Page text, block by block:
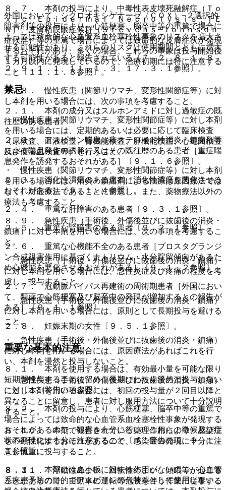
８．７． 本剤の投与により、中毒性表皮壊死融解症（Ｔｏ
ｘｉｃ Ｅｐｉｄｅｒｍａｌ Ｎｅｃｒｏｌｙｓｉｓ：ＴＥ
Ｎ）、皮膚粘膜眼症候群（Ｓｔｅｖｅｎｓ−Ｊｏｈｎｓｏｎ
症候群）等の重篤で場合によっては致命的な皮膚症状が発現
するおそれがあり、多くの場合、これらの事象は投与開始後
１カ月以内に発現しているので、治療初期には特に注意する
こと〔１１．１．８参照〕。
８．８． 慢性疾患（関節リウマチ、変形性関節症等）に対
し本剤を用いる場合には、次の事項を考慮すること。
・ 慢性疾患（関節リウマチ、変形性関節症等）に対し本剤
を用いる場合には、定期的あるいは必要に応じて臨床検査
（尿検査、血液検査、腎機能検査、肝機能検査、心電図検査
及び便潜血検査等）を行うこと。
・ 慢性疾患（関節リウマチ、変形性関節症等）に対し本剤
を用いる場合には、消炎・鎮痛剤による治療は原因療法では
なく、対症療法であることに留意し、また、薬物療法以外の
療法も考慮すること。
８．９． 急性疾患（手術後、外傷後並びに抜歯後の消炎・
鎮痛）に対し本剤を用いる場合には、次の事項を考慮するこ
と。
・ 急性疾患（手術後・外傷後並びに抜歯後の消炎・鎮痛）
に対し本剤を用いる場合には、急性炎症及び疼痛の程度を考
慮し、投与すること。
・ 急性疾患（手術後・外傷後並びに抜歯後の消炎・鎮痛）
に対し本剤を用いる場合には、原則として長期投与を避ける
こと。
・ 急性疾患（手術後・外傷後並びに抜歯後の消炎・鎮痛）
に対し本剤を用いる場合には、原因療法があればこれを行
い、本剤を漫然と投与しないこと。
・ 急性疾患（手術後、外傷後並びに抜歯後の消炎・鎮痛）
に対し本剤を用いる場合には、初回の投与量が２回目以降と
異なることに留意し、患者に対し服用方法について十分説明
すること。
８．１０． 本剤で報告されている薬理作用により、感染症
を不顕性化するおそれがあるので、感染症の発現に十分に注
意し慎重に投与すること。
８．１１． 浮動性めまい、回転性めまい、傾眠等が起こる
ことがあるので、自動車の運転等危険を伴う作業に従事する
外国において、シクロオキシゲナーゼ（ＣＯＸ）−２選択的
阻害剤等の投与により、心筋梗塞、脳卒中等の重篤で場合に
よっては致命的な心血管系血栓塞栓性事象のリスクを増大さ
せる可能性があり、これらのリスクは使用期間とともに増大
する可能性があると報告されている〔７．２、８．１、８．
２、９．１．１、１１．１．３、１７．３．１参照〕。
禁忌
２．１． 本剤の成分又はスルホンアミドに対し過敏症の既
往歴のある患者。
２．２． アスピリン喘息（非ステロイド性消炎・鎮痛剤等
による喘息発作の誘発）又はその既往歴のある患者［重症喘
息発作を誘発するおそれがある］〔９．１．６参照〕。
２．３． 消化性潰瘍のある患者［消化性潰瘍を悪化させる
おそれがある］〔９．１．４参照〕。
２．４． 重篤な肝障害のある患者〔９．３．１参照〕。
２．５． 重篤な腎障害のある患者〔９．２．１参照〕。
２．６． 重篤な心機能不全のある患者［プロスタグランジ
ン合成阻害作用に基づくナトリウム・水分貯留傾向があるた
め心機能を悪化させるおそれがある］〔９．１．２参照〕。
２．７． 冠動脈バイパス再建術の周術期患者［外国におい
て、類薬で心筋梗塞及び脳卒中の発現が増加するとの報告が
ある］〔９．１．１参照〕。
２．８． 妊娠末期の女性〔９．５．１参照〕。
重要な基本的注意
８．１． 本剤を使用する場合は、有効最小量を可能な限り
短期間投与することに留め、長期にわたり漫然と投与しない
こと〔１．警告の項参照〕。
８．２． 本剤の投与により、心筋梗塞、脳卒中等の重篤で
場合によっては致命的な心血管系血栓塞栓性事象が発現する
おそれがあるので、観察を十分に行い、これらの徴候及び症
状の発現には十分に注意すること〔１．警告の項、９．１．
１参照〕。
８．３． 本剤には血小板に対する作用がないので、心血管
系疾患予防の目的でアスピリンの代替薬として使用しないこ